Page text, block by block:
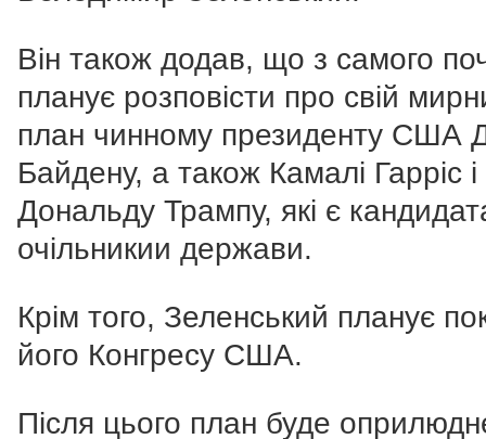
Він також додав, що з самого
планує розповісти про свій
план чинному президенту США
Байдену, а також Камалі Гарріс і
Дональду Трампу, які є
очільникии держави.
Крім того, Зеленський планує
його Конгресу США.
Після цього план буде